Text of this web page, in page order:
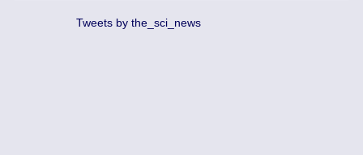
Tweets by the_sci_news